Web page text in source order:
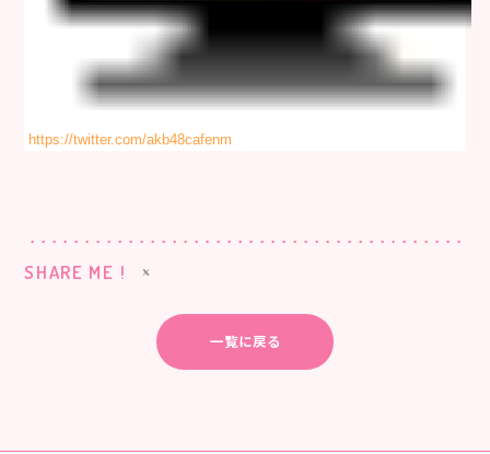
https://twitter.com/akb48cafenm
SHARE ME !
一覧に戻る